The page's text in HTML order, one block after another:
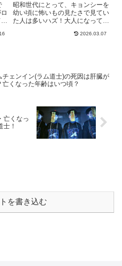
昭和世代にとって、キョンシーを
幼い頃に怖いもの見たさで見てい
た人は多いハズ！大人になって、
ていたキャストの現在は？と気に
2026.03.07
チェンイン(ラム道士)の死因は肝臓が
亡くなった年齢はいつ頃？
亡くなっ
士！
を書き込む